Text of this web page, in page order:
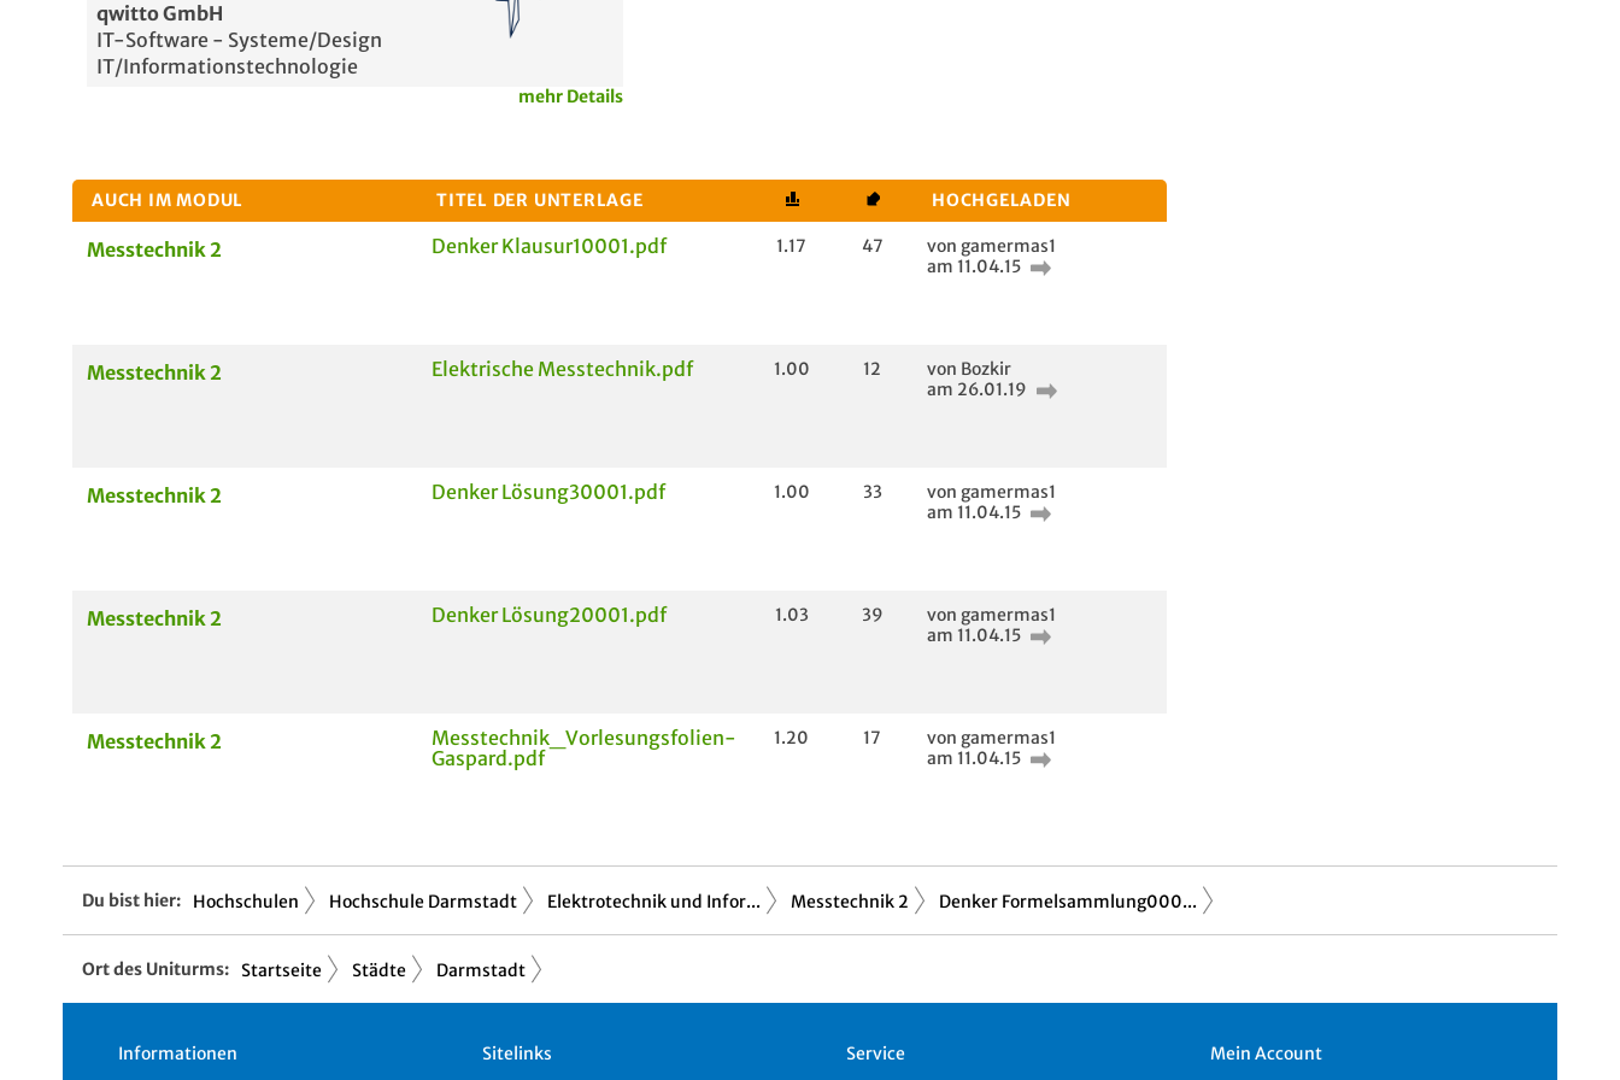
qwitto GmbH
IT-Software - Systeme/Design
IT/Informationstechnologie
mehr Details
AUCH IM MODUL TITEL DER UNTERLAGE HOCHGELADEN
Messtechnik 2 Denker Klausur10001.pdf 1.17 47
von gamermas1
am 11.04.15
Messtechnik 2 Elektrische Messtechnik.pdf 1.00 12
von Bozkir
am 26.01.19
Messtechnik 2 Denker Lösung30001.pdf 1.00 33
von gamermas1
am 11.04.15
Messtechnik 2 Denker Lösung20001.pdf 1.03 39
von gamermas1
am 11.04.15
Messtechnik 2
Messtechnik_Vorlesungsfolien-
Gaspard.pdf
1.20 17
von gamermas1
am 11.04.15
Du bist hier: Hochschulen Hochschule Darmstadt Elektrotechnik und Infor... Messtechnik 2 Denker Formelsammlung000...
Ort des Uniturms: Startseite Städte Darmstadt
Informationen Sitelinks Service Mein Account